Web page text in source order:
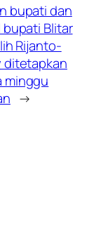
bupati dan
bupati Blitar
Rijanto-
ditetapkan
minggu
→